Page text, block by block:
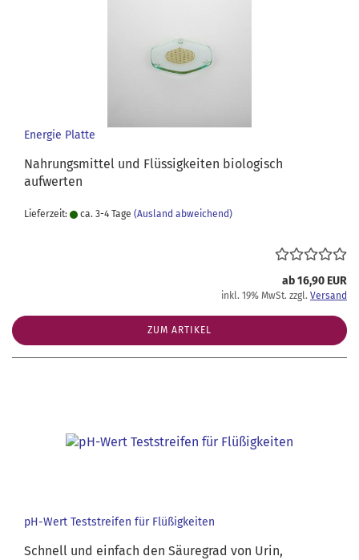
Energie Platte
Nahrungsmittel und Flüssigkeiten biologisch
aufwerten
Lieferzeit: ca. 3-4 Tage (Ausland abweichend)
ab 16,90 EUR
inkl. 19% MwSt. zzgl. Versand
ZUM ARTIKEL
pH-Wert Teststreifen für Flüßigkeiten
Schnell und einfach den Säuregrad von Urin,